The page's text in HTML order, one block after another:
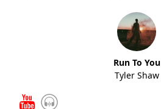
Run To You
Tyler Shaw